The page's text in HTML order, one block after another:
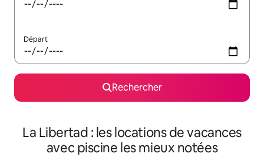
Départ
Rechercher
La Libertad : les locations de vacances
avec piscine les mieux notées